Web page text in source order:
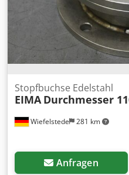
Wiefelstede 281 km
Stopfbuchse Edelstahl
EIMA Durchmesser
Anfragen